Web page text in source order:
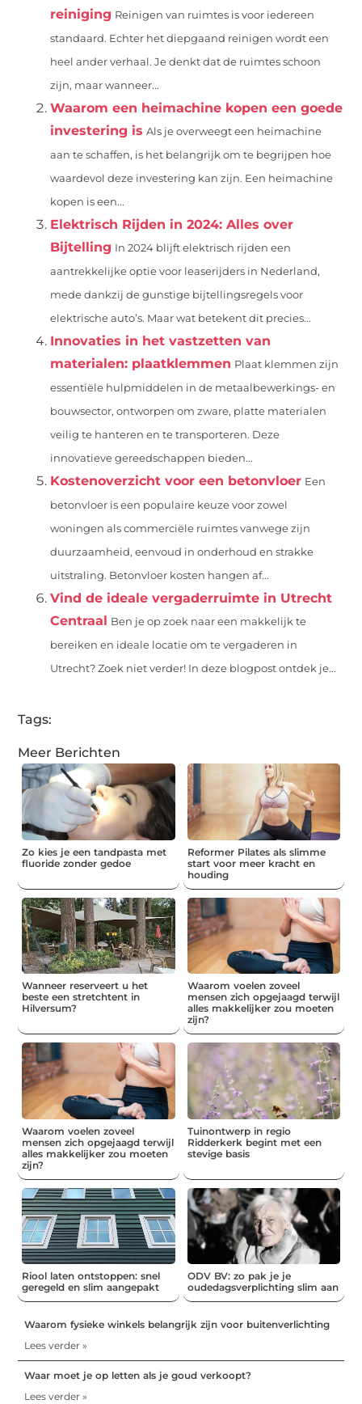
reiniging Reinigen van ruimtes is voor iedereen
standaard. Echter het diepgaand reinigen wordt een
heel ander verhaal. Je denkt dat de ruimtes schoon
zijn, maar wanneer...
Waarom een heimachine kopen een goede
investering is Als je overweegt een heimachine
aan te schaffen, is het belangrijk om te begrijpen hoe
waardevol deze investering kan zijn. Een heimachine
kopen is een...
Elektrisch Rijden in 2024: Alles over
Bijtelling In 2024 blijft elektrisch rijden een
aantrekkelijke optie voor leaserijders in Nederland,
mede dankzij de gunstige bijtellingsregels voor
elektrische auto’s. Maar wat betekent dit precies...
Innovaties in het vastzetten van
materialen: plaatklemmen Plaat klemmen zijn
essentiële hulpmiddelen in de metaalbewerkings- en
bouwsector, ontworpen om zware, platte materialen
veilig te hanteren en te transporteren. Deze
innovatieve gereedschappen bieden...
Kostenoverzicht voor een betonvloer Een
betonvloer is een populaire keuze voor zowel
woningen als commerciële ruimtes vanwege zijn
duurzaamheid, eenvoud in onderhoud en strakke
uitstraling. Betonvloer kosten hangen af...
Vind de ideale vergaderruimte in Utrecht
Centraal Ben je op zoek naar een makkelijk te
bereiken en ideale locatie om te vergaderen in
Utrecht? Zoek niet verder! In deze blogpost ontdek je...
Tags:
Meer Berichten
Zo kies je een tandpasta met
fluoride zonder gedoe
Reformer Pilates als slimme
start voor meer kracht en
houding
Wanneer reserveert u het
beste een stretchtent in
Hilversum?
Waarom voelen zoveel
mensen zich opgejaagd terwijl
alles makkelijker zou moeten
zijn?
Waarom voelen zoveel
mensen zich opgejaagd terwijl
alles makkelijker zou moeten
zijn?
Tuinontwerp in regio
Ridderkerk begint met een
stevige basis
Riool laten ontstoppen: snel
geregeld en slim aangepakt
ODV BV: zo pak je je
oudedagsverplichting slim aan
Waarom fysieke winkels belangrijk zijn voor buitenverlichting
Lees verder »
Waar moet je op letten als je goud verkoopt?
Lees verder »